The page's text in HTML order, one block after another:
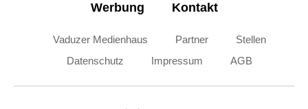
Werbung Kontakt
Vaduzer Medienhaus Partner
Stellen
Datenschutz
Impressum AGB